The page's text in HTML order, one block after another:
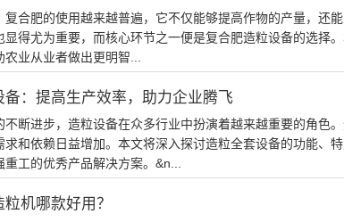
复合肥的使用越来越普遍，它不仅能够提高作物的产量，还
显得尤为重要，而核心环节之一便是复合肥造粒设备的选择
业从业者做出更明智...
备：提高生产效率，助力企业腾飞
不断进步，造粒设备在众多行业中扮演着越来越重要的角色
求和依赖日益增加。本文将深入探讨造粒全套设备的功能、
重工的优秀产品解决方案。&n...
机哪款好用？